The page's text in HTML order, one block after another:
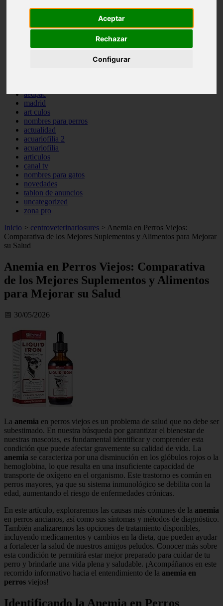
Aceptar
Rechazar
Configurar
especies invasoras
agua
aedpac
madrid
art culos
nombres para perros
actualidad
acuariofilia 2
acuariofilia
articulos
canal tv
nombres para gatos
novedades
tablon de anuncios
uncategorized
zona pro
Inicio > centroveterinariosures > Anemia en Perros Viejos:
Comparativa de los Mejores Suplementos y Alimentos para Mejorar
su Salud
Anemia en Perros Viejos: Comparativa
de los Mejores Suplementos y Alimentos
para Mejorar su Salud
📅 30/05/2026
La anemia en perros viejos es un problema de salud que no debe ser
subestimado. En nuestra búsqueda por garantizar el bienestar de
nuestras mascotas, es fundamental identificar y comprender esta
condición que puede afectar gravemente su calidad de vida. La
anemia se caracteriza por una disminución en los glóbulos rojos o la
hemoglobina, lo que resulta en una insuficiente capacidad de
transporte de oxígeno en el organismo. Este trastorno es común en
perros mayores, ya que su sistema inmunológico se debilita con la
edad, aumentando el riesgo de enfermedades crónicas.
En este artículo, exploraremos las causas más comunes de la anemia
en perros ancianos, así como sus síntomas y métodos de diagnóstico.
También analizaremos las opciones de tratamiento disponibles,
incluyendo medicamentos y cambios en la dieta, que pueden ayudar
a fortalecer la salud de nuestros amigos peludos. Conocer más sobre
esta condición te permitirá estar mejor preparado para cuidar de tu
perro y brindarle una vida plena y saludable. ¡Acompáñanos en este
recorrido informativo hacia el entendimiento de la anemia en
perros viejos!
Identificando la Anemia en Perros